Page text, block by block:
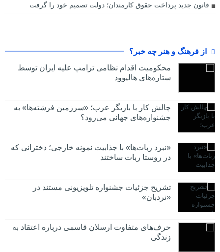
قانون جدید پرداخت حقوق کارمندان؛ دولت تصمیم خود را گرفت
از فرهنگ و هنر چه خبر؟
محکومیت اقدام نظامی ترامپ علیه ایران توسط
ستاره‌های هالیوود
چالش کار با بازیگر عرب؛ «سرزمین فرشته‌ها» به
جشنواره‌های جهانی می‌رود؟
«نبرد ربات‌ها» با جذابیت نمونه خارجی؛ دخترانی که
در روستا ربات ساختند
تشریح جزئیات جشنواره‌ تلویزیونی مستند در
«نردبان»
حرف‌های متفاوت ارسلان قاسمی درباره اعتقاد به
زندگی